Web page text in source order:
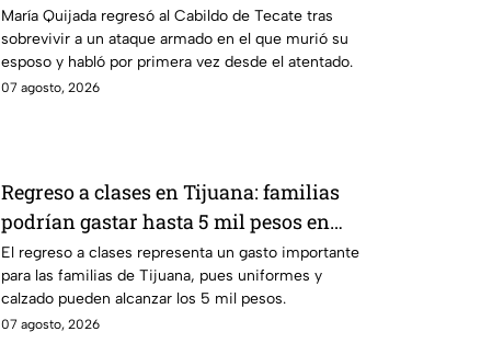
Cabildo tras sobrevivir a un ataque
armado
María Quijada regresó al Cabildo de Tecate tras
sobrevivir a un ataque armado en el que murió su
esposo y habló por primera vez desde el atentado.
07 agosto, 2026
Regreso a clases en Tijuana: familias
podrían gastar hasta 5 mil pesos en
uniformes y calzado
El regreso a clases representa un gasto importante
para las familias de Tijuana, pues uniformes y
calzado pueden alcanzar los 5 mil pesos.
07 agosto, 2026